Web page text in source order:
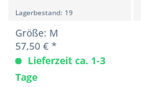
Lagerbestand: 19
Größe: M
57,50 € *
Lieferzeit ca. 1-3
Tage